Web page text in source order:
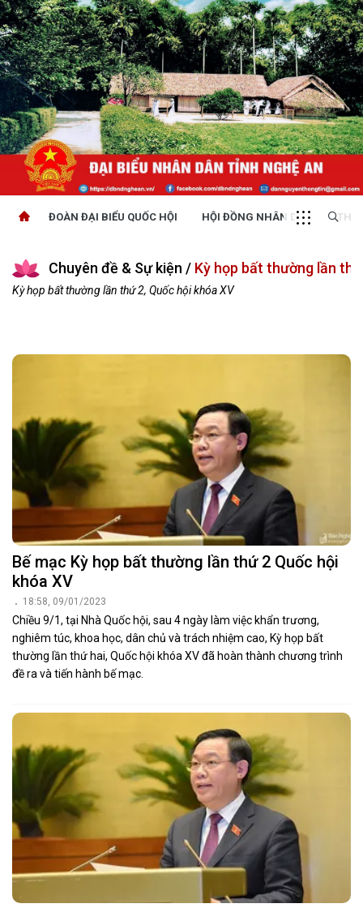
ĐOÀN ĐẠI BIỂU QUỐC HỘI HỘI ĐỒNG NHÂN DÂN
Chuyên đề & Sự kiện / Kỳ họp bất thường lần
Kỳ họp bất thường lần thứ 2, Quốc hội khóa XV
Bế mạc Kỳ họp bất thường lần thứ 2 Quốc hội
khóa XV
18:58, 09/01/2023
Chiều 9/1, tại Nhà Quốc hội, sau 4 ngày làm việc khẩn trương,
nghiêm túc, khoa học, dân chủ và trách nhiệm cao, Kỳ họp bất
thường lần thứ hai, Quốc hội khóa XV đã hoàn thành chương trình
đề ra và tiến hành bế mạc.